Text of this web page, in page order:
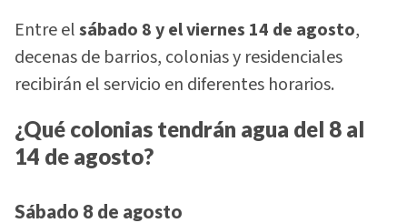
Entre elsábado 8 y el viernes 14 de agosto,
decenas de barrios, colonias y residenciales
recibirán el servicio en diferentes horarios.
¿Qué colonias tendrán agua del 8 al
14 de agosto?
Sábado 8 de agosto